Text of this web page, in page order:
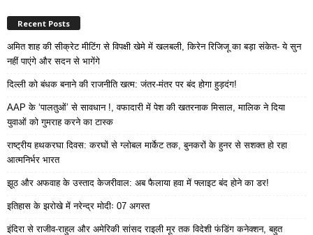
Recent Posts
अमित शाह की सीक्रेट मीटिंग से विपक्षी खेमे में खलबली, किरेन रिजिजू का बड़ा संकेत- ये सुन
नहीं पाएंगे और सदन से भागेंगे
दिल्ली को बंधक बनाने की राजनीति खत्म: जंतर-मंतर पर बंद होगा हुड़दंग!
AAP के ‘पालतुओं’ से सावधान !, वफादारी में पेश की खतरनाक मिसाल, मालिक ने दिया
युवाओं को गुमराह करने का टास्क
राष्ट्रीय हथकरघा दिवस: करघों से ग्लोबल मार्केट तक, बुनकरों के हुनर से सशक्त हो रहा
आत्मनिर्भर भारत
झूठ और अफवाह के उस्ताद केजरीवाल: अब फैलाया हवा में फ्लाइट बंद होने का डर!
इतिहास के झरोखे में नरेन्द्र मोदीः 07 अगस्त
इंदिरा से राजीव-राहुल और अमेरिकी सांसद राइली मूर तक विदेशी फंडिंग कनेक्शन, बहुत